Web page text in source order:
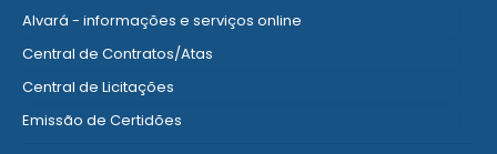
Alvará - informações e serviços online
Central de Contratos/Atas
Central de Licitações
Emissão de Certidões